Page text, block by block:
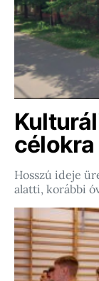
Hosszú ideje
alatti, korábbi